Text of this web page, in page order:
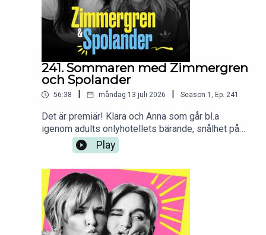
241. Sommaren med Zimmergren
och Spolander
56:38 måndag 13 juli 2026 Season 1 , Ep. 241
Det är premiär! Klara och Anna som går bl.a
igenom adults onlyhotellets bärande, snålhet på
semestern och billiga nöjen i sommartid. Lyssna
gärna!Medverkande: Klara Zimmergren & Anna
SpolanderRedigering: Mikael Solkulle
Play